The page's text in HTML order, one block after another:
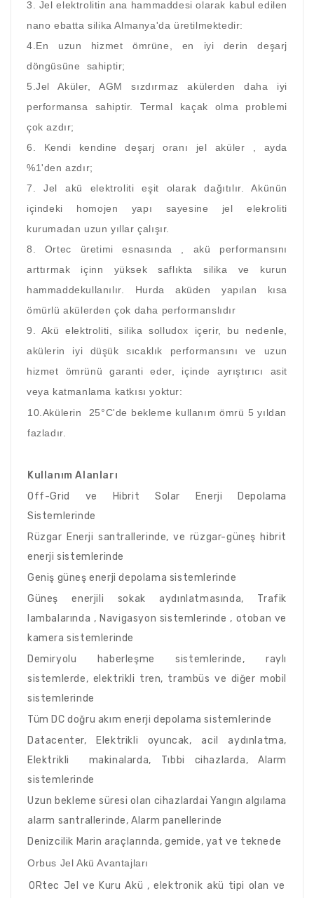
3. Jel elektrolitin ana hammaddesi olarak kabul edilen
nano ebatta silika Almanya'da üretilmektedir:
4.En uzun hizmet ömrüne, en iyi derin deşarj
döngüsüne sahiptir;
5.Jel Aküler, AGM sızdırmaz akülerden daha iyi
performansa sahiptir. Termal kaçak olma problemi
çok azdır;
6. Kendi kendine deşarj oranı jel aküler , ayda
%1'den azdır;
7. Jel akü elektroliti eşit olarak dağıtılır. Akünün
içindeki homojen yapı sayesine jel elekroliti
kurumadan uzun yıllar çalışır.
8. Ortec üretimi esnasında , akü performansını
arttırmak içinn yüksek saflıkta silika ve kurun
hammaddekullanılır. Hurda aküden yapılan kısa
ömürlü akülerden çok daha performanslıdır
9. Akü elektroliti, silika solludox içerir, bu nedenle,
akülerin iyi düşük sıcaklık performansını ve uzun
hizmet ömrünü garanti eder, içinde ayrıştırıcı asit
veya katmanlama katkısı yoktur:
10.Akülerin 25°C'de bekleme kullanım ömrü 5 yıldan
fazladır.
Kullanım Alanları
Off-Grid ve Hibrit Solar Enerji Depolama
Sistemlerinde
Rüzgar Enerji santrallerinde, ve rüzgar-güneş hibrit
enerji sistemlerinde
Geniş güneş enerji depolama sistemlerinde
Güneş enerjili sokak aydınlatmasında, Trafik
lambalarında , Navigasyon sistemlerinde , otoban ve
kamera sistemlerinde
Demiryolu haberleşme sistemlerinde, raylı
sistemlerde, elektrikli tren, trambüs ve diğer mobil
sistemlerinde
Tüm DC doğru akım enerji depolama sistemlerinde
Datacenter, Elektrikli oyuncak, acil aydınlatma,
Elektrikli makinalarda, Tıbbi cihazlarda, Alarm
sistemlerinde
Uzun bekleme süresi olan cihazlardai Yangın algılama
alarm santrallerinde, Alarm panellerinde
Denizcilik Marin araçlarında, gemide, yat ve teknede
Orbus Jel Akü Avantajları
ORtec Jel ve Kuru Akü , elektronik akü tipi olan ve